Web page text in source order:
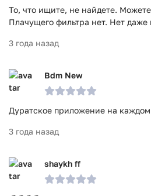
То, что ищите, не найдете.
Плачущего фильтра нет. Нет даже
3 года назад
Bdm New
Дуратское приложение на
3 года назад
shaykh ff